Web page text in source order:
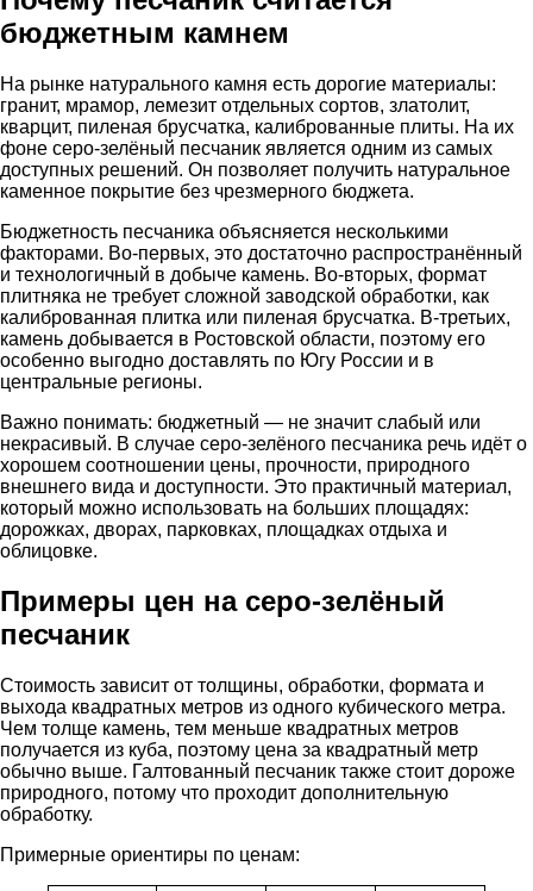
бюджетным камнем
На рынке натурального камня есть дорогие материалы:
гранит, мрамор, лемезит отдельных сортов, златолит,
кварцит, пиленая брусчатка, калиброванные плиты. На их
фоне серо-зелёный песчаник является одним из самых
доступных решений. Он позволяет получить натуральное
каменное покрытие без чрезмерного бюджета.
Бюджетность песчаника объясняется несколькими
факторами. Во-первых, это достаточно распространённый
и технологичный в добыче камень. Во-вторых, формат
плитняка не требует сложной заводской обработки, как
калиброванная плитка или пиленая брусчатка. В-третьих,
камень добывается в Ростовской области, поэтому его
особенно выгодно доставлять по Югу России и в
центральные регионы.
Важно понимать: бюджетный — не значит слабый или
некрасивый. В случае серо-зелёного песчаника речь идёт о
хорошем соотношении цены, прочности, природного
внешнего вида и доступности. Это практичный материал,
который можно использовать на больших площадях:
дорожках, дворах, парковках, площадках отдыха и
облицовке.
Примеры цен на серо-зелёный
песчаник
Стоимость зависит от толщины, обработки, формата и
выхода квадратных метров из одного кубического метра.
Чем толще камень, тем меньше квадратных метров
получается из куба, поэтому цена за квадратный метр
обычно выше. Галтованный песчаник также стоит дороже
природного, потому что проходит дополнительную
обработку.
Примерные ориентиры по ценам: